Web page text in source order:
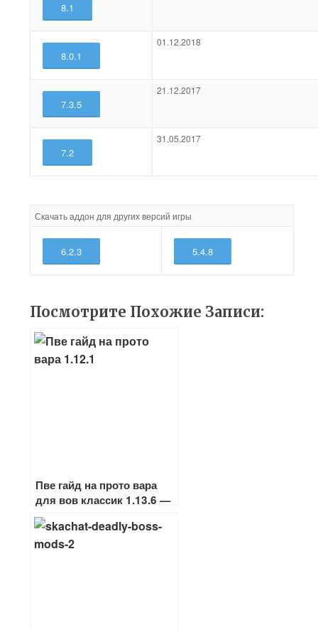
8.1
8.0.1
01.12.2018
7.3.5
21.12.2017
7.2
31.05.2017
Скачать аддон для других версий игры
6.2.3 5.4.8
Посмотрите Похожие Записи:
Пве гайд на прото вара
для вов классик 1.13.6 —
1.12.1